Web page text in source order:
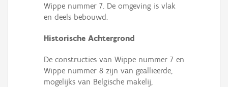
Wippe nummer 7. De omgeving is vlak
en deels bebouwd.
Historische Achtergrond
De constructies van Wippe nummer 7 en
Wippe nummer 8 zijn van geallieerde,
mogelijks van Belgische makelij,